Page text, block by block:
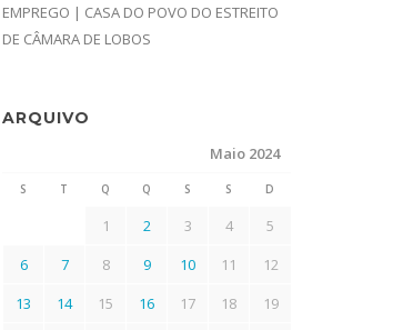
EMPREGO | CASA DO POVO DO ESTREITO
DE CÂMARA DE LOBOS
ARQUIVO
Maio 2024
S T Q Q S S D
1 2 3 4
5
6
7 8 9 10 11
12
13
14 15 16 17 18
19